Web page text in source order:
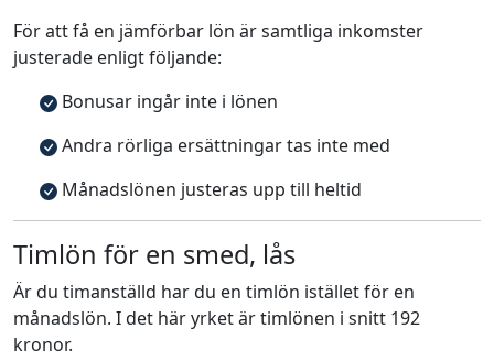
För att få en jämförbar lön är samtliga inkomster
justerade enligt följande:
Bonusar ingår inte i lönen
Andra rörliga ersättningar tas inte med
Månadslönen justeras upp till heltid
Timlön för en smed, lås
Är du timanställd har du en timlön istället för en
månadslön. I det här yrket är timlönen i snitt 192
kronor.